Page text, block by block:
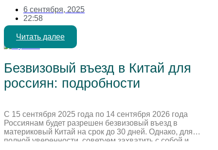
сокровища Пекина? Если вы мечтаете о путешествии в
этот удивительный город, но не знаете с чего начать, мы
поможем вам спланировать идеальный маршрут! […]
6 сентября, 2025
22:58
Читать далее
Безвизовый въезд в Китай для
россиян: подробности
С 15 сентября 2025 года по 14 сентября 2026 года
Россиянам будет разрешен безвизовый въезд в
материковый Китай на срок до 30 дней. Однако, для
полной уверенности, советуем захватить с собой и